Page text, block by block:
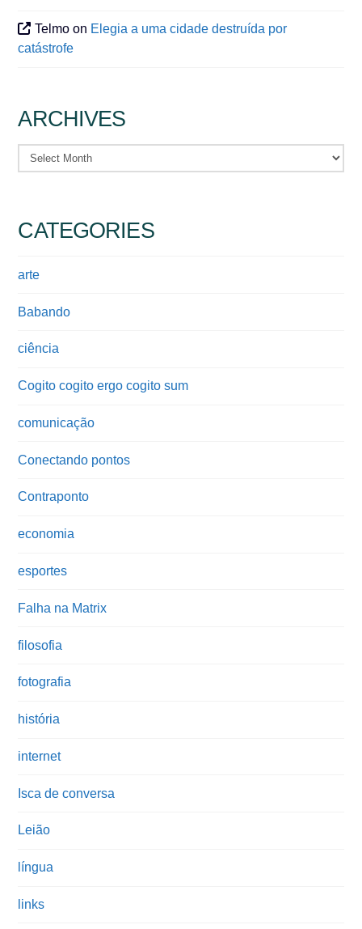
Telmo on Elegia a uma cidade destruída por
catástrofe
ARCHIVES
Archives
CATEGORIES
arte
Babando
ciência
Cogito cogito ergo cogito sum
comunicação
Conectando pontos
Contraponto
economia
esportes
Falha na Matrix
filosofia
fotografia
história
internet
Isca de conversa
Leião
língua
links